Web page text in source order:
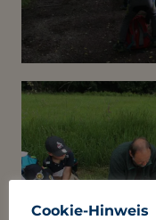
Cookie-Hinweis